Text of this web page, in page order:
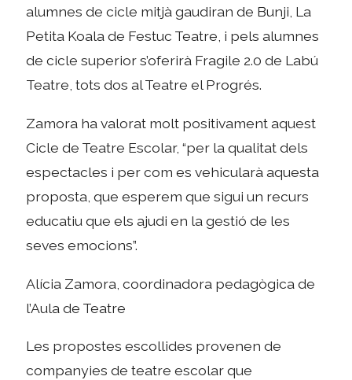
alumnes de cicle mitjà gaudiran de Bunji, La
Petita Koala de Festuc Teatre, i pels alumnes
de cicle superior s’oferirà Fragile 2.0 de Labú
Teatre, tots dos al Teatre el Progrés.
Zamora ha valorat molt positivament aquest
Cicle de Teatre Escolar, “per la qualitat dels
espectacles i per com es vehicularà aquesta
proposta, que esperem que sigui un recurs
educatiu que els ajudi en la gestió de les
seves emocions”.
Alícia Zamora, coordinadora pedagògica de
l’Aula de Teatre
Les propostes escollides provenen de
companyies de teatre escolar que